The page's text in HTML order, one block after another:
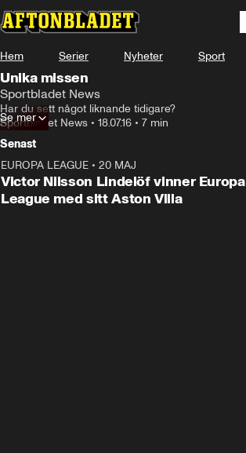
Hem Serier Nyheter Sport
Unika missen
Sportbladet News
Har du sett något liknande tidigare?
Sportbladet News • 18.07.16 • 7 min
Se mer
Senast
EUROPA LEAGUE • 20 MAJ
Victor Nilsson Lindelöf vinner Europa
League med sitt Aston Villa